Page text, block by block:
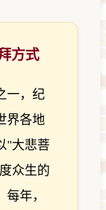
方式
一，纪
界各地
"大悲菩
众生的
年，